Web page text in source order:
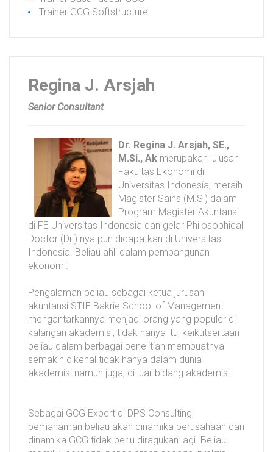
Trainer GCG Softstructure
Regina J. Arsjah
Senior Consultant
Dr. Regina J. Arsjah, SE.,
M.Si., Ak merupakan lulusan
Fakultas Ekonomi di
Universitas Indonesia, meraih
Magister Sains (M.Si) dalam
Program Magister Akuntansi
di FE Universitas Indonesia dan gelar Philosophical
Doctor (Dr.) nya pun didapatkan di Universitas
Indonesia. Beliau ahli dalam pembangunan
ekonomi.
Pengalaman beliau sebagai ketua jurusan
akuntansi STIE Bakrie School of Management
mengantarkannya menjadi orang yang populer di
kalangan akademisi, tidak hanya itu, keikutsertaan
beliau dalam berbagai penelitian membuatnya
semakin dikenal tidak hanya dalam dunia
akademisi namun juga, di luar bidang akademisi.
Sebagai GCG Expert di DPS Consulting,
pemahaman beliau akan dinamika perusahaan dan
dinamika GCG tidak perlu diragukan lagi. Beliau